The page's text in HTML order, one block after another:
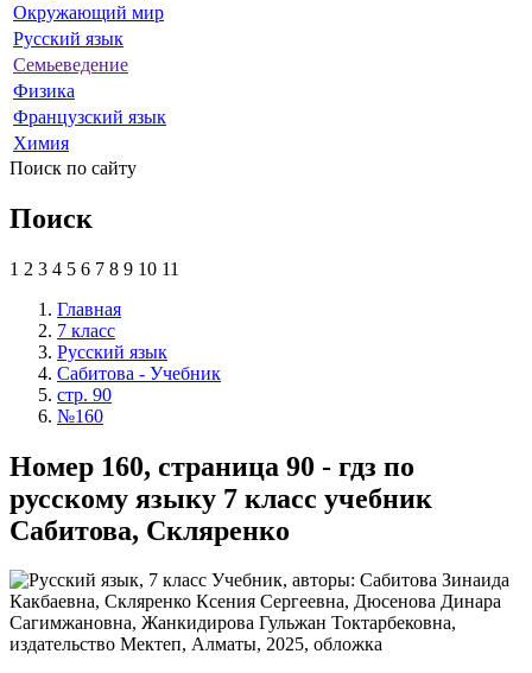
Окружающий мир
Русский язык
Семьеведение
Физика
Французский язык
Химия
Поиск по сайту
Поиск
1 2 3 4 5 6 7 8 9 10 11
Главная
7 класс
Русский язык
Сабитова - Учебник
стр. 90
№160
Номер 160, страница 90 - гдз по
русскому языку 7 класс учебник
Сабитова, Скляренко